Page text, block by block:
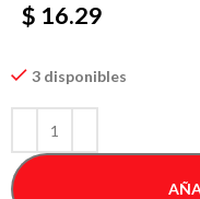
$ 16.29
3 disponibles